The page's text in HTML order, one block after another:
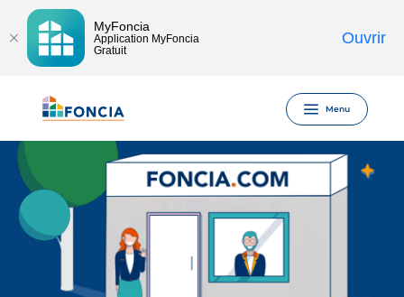
MyFoncia
Application MyFoncia
Gratuit
Ouvrir
Menu